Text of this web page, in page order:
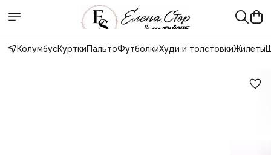
КолумбусКурткиПальтоФутболкиХуди и толстовкиЖилеты